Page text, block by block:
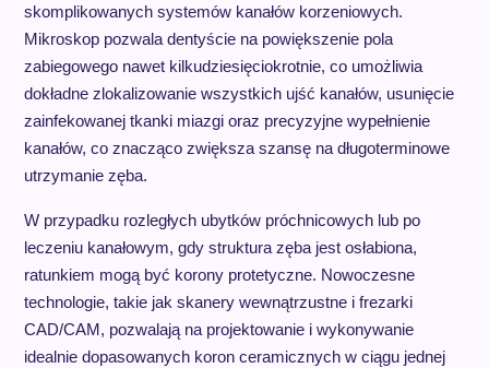
skomplikowanych systemów kanałów korzeniowych.
Mikroskop pozwala dentyście na powiększenie pola
zabiegowego nawet kilkudziesięciokrotnie, co umożliwia
dokładne zlokalizowanie wszystkich ujść kanałów, usunięcie
zainfekowanej tkanki miazgi oraz precyzyjne wypełnienie
kanałów, co znacząco zwiększa szansę na długoterminowe
utrzymanie zęba.
W przypadku rozległych ubytków próchnicowych lub po
leczeniu kanałowym, gdy struktura zęba jest osłabiona,
ratunkiem mogą być korony protetyczne. Nowoczesne
technologie, takie jak skanery wewnątrzustne i frezarki
CAD/CAM, pozwalają na projektowanie i wykonywanie
idealnie dopasowanych koron ceramicznych w ciągu jednej